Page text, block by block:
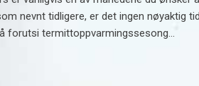
nevnt tidligere, er det ingen nøyaktig
forutsi termittoppvarmingssesong...